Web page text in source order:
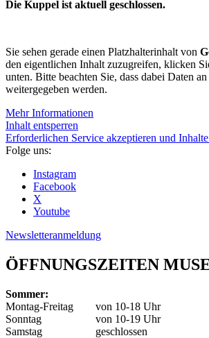
Die Kuppel ist aktuell geschlossen.
Sie sehen gerade einen Platzhalterinhalt von
den eigentlichen Inhalt zuzugreifen, klicken
unten. Bitte beachten Sie, dass dabei Daten
weitergegeben werden.
Mehr Informationen
Inhalt entsperren
Erforderlichen Service akzeptieren und Inhalte
Folge uns:
Instagram
Facebook
X
Youtube
Newsletteranmeldung
ÖFFNUNGSZEITEN
Sommer:
Montag-Freitag
von 10-18 Uhr
Sonntag
von 10-19 Uhr
Samstag
geschlossen